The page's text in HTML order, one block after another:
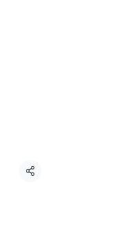
แชร์